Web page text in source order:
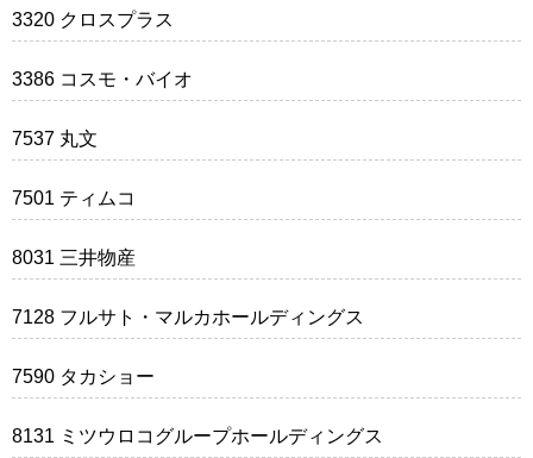
3320 クロスプラス
3386 コスモ・バイオ
7537 丸文
7501 ティムコ
8031 三井物産
7128 フルサト・マルカホールディングス
7590 タカショー
8131 ミツウロコグループホールディングス